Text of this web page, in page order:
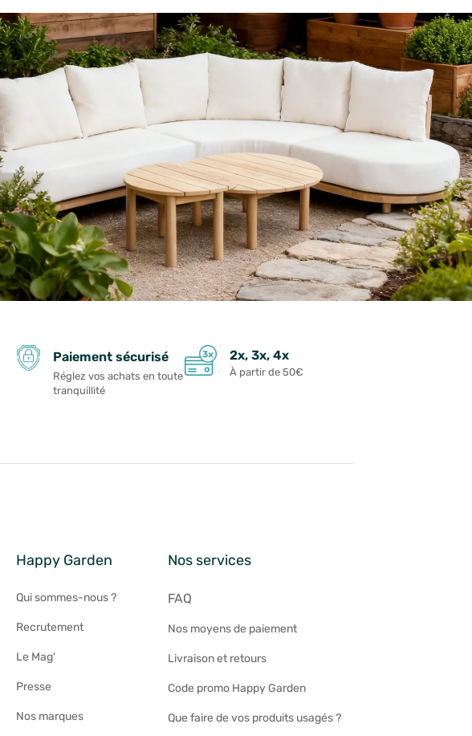
Paiement sécurisé
Réglez vos achats en toute
tranquillité
2x, 3x, 4x
À partir de 50€
Happy Garden
Qui sommes-nous ?
Recrutement
Le Mag'
Presse
Nos marques
Nos services
FAQ
Nos moyens de paiement
Livraison et retours
Code promo Happy Garden
Que faire de vos produits usagés ?